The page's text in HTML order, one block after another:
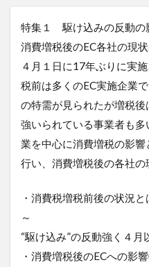
特集１ 駆け込みの反動の
消費増税後のEC各社の現状
４月１日に17年ぶりに実
税前は多くのEC実施企業
の特需が見られたが増税
強いられている事業者も
業を中心に消費増税の影
行い、消費増税後の各社の
・消費税増税前後の状況
～
“駆け込み”の反動強く４月
・消費増税後のECへの